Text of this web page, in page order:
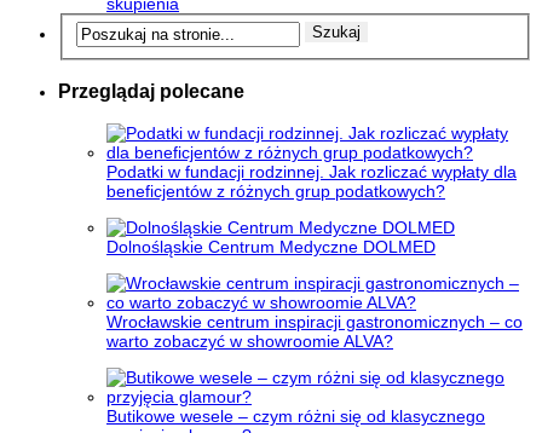
Przeglądaj polecane
Podatki w fundacji rodzinnej. Jak rozliczać wypłaty dla
beneficjentów z różnych grup podatkowych?
Dolnośląskie Centrum Medyczne DOLMED
Wrocławskie centrum inspiracji gastronomicznych – co
warto zobaczyć w showroomie ALVA?
Butikowe wesele – czym różni się od klasycznego